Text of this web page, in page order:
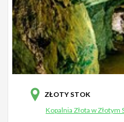
ZŁOTY STOK
Kopalnia Złota w Złotym